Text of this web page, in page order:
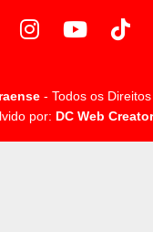
- Todos os
por: DC Web